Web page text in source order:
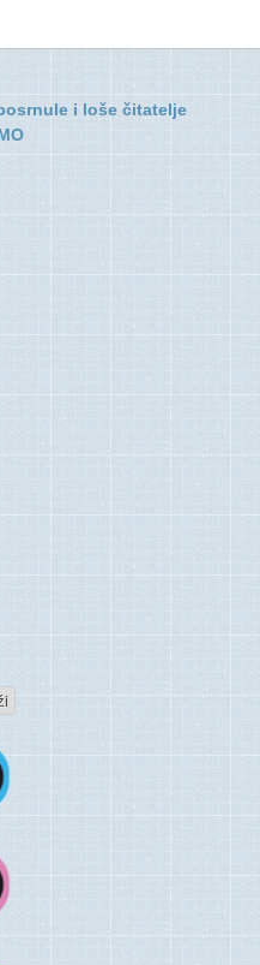
i loše čitatelje